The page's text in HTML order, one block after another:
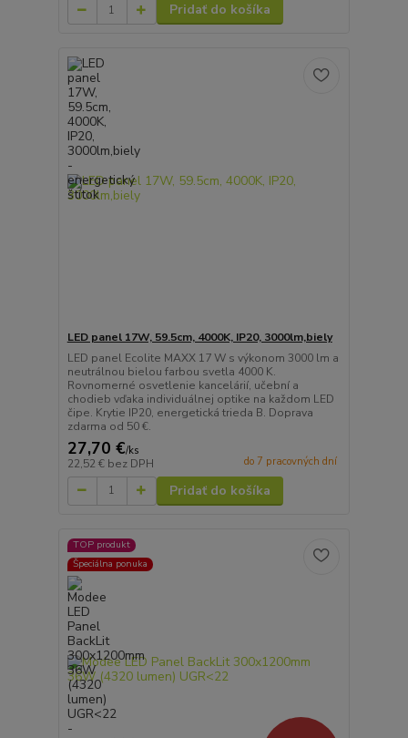
Pridať do košíka
LED panel 17W, 59.5cm, 4000K, IP20, 3000lm,biely
LED panel Ecolite MAXX 17 W s výkonom 3000 lm a
neutrálnou bielou farbou svetla 4000 K.
Rovnomerné osvetlenie kancelárií, učební a
chodieb vďaka individuálnej optike na každom LED
čipe. Krytie IP20, energetická trieda B. Doprava
zdarma od 50 €.
27,70 €/ks
22,52 € bez DPH do 7 pracovných dní
Pridať do košíka
TOP produkt
Špeciálna ponuka